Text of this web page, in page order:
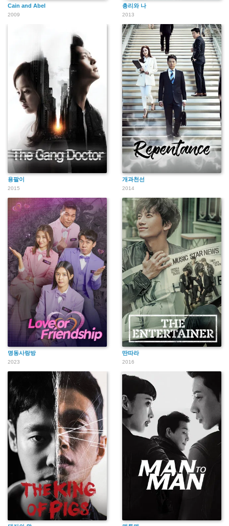
Cain and Abel
2009
총리와 나
2013
용팔이
2015
개과천선
2014
명동사랑방
2023
딴따라
2016